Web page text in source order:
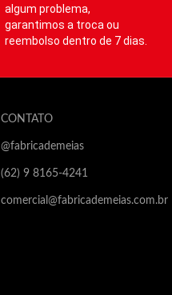
algum problema,
garantimos a troca ou
reembolso dentro de 7 dias.
CONTATO
@fabricademeias
(62) 9 8165-4241
comercial@fabricademeias.com.br